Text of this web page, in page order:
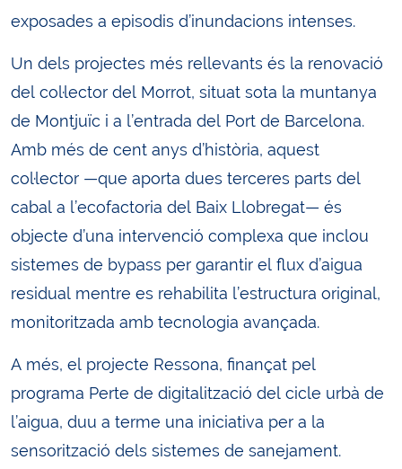
exposades a episodis d’inundacions intenses.
Un dels projectes més rellevants és la renovació
del col·lector del Morrot, situat sota la muntanya
de Montjuïc i a l’entrada del Port de Barcelona.
Amb més de cent anys d’història, aquest
col·lector —que aporta dues terceres parts del
cabal a l’ecofactoria del Baix Llobregat— és
objecte d’una intervenció complexa que inclou
sistemes de bypass per garantir el flux d’aigua
residual mentre es rehabilita l’estructura original,
monitoritzada amb tecnologia avançada.
A més, el projecte Ressona, finançat pel
programa Perte de digitalització del cicle urbà de
l’aigua, duu a terme una iniciativa per a la
sensorització dels sistemes de sanejament.